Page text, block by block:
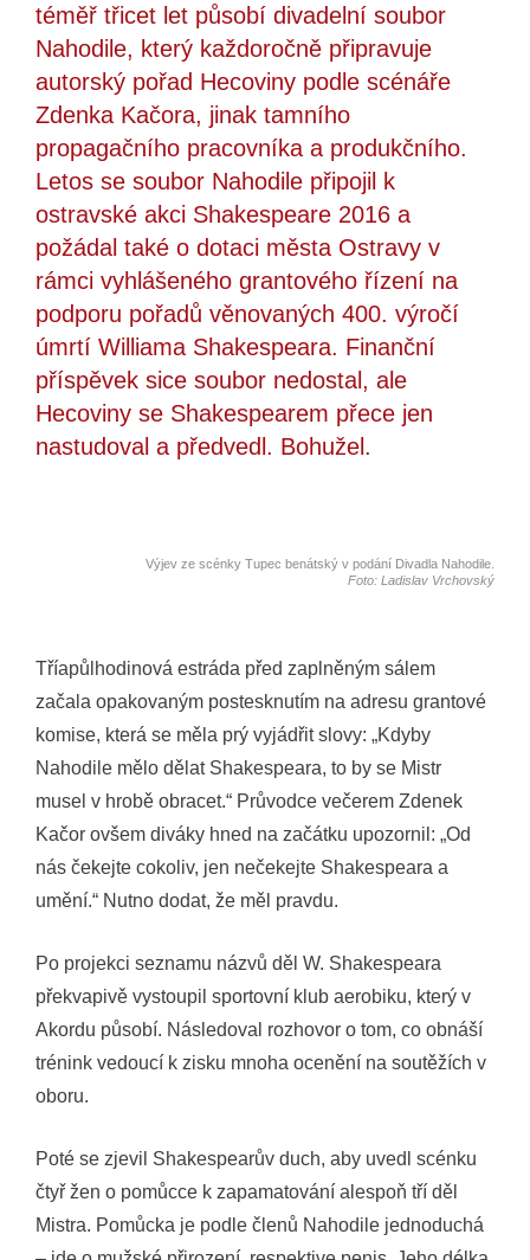
téměř třicet let působí divadelní soubor
Nahodile, který každoročně připravuje
autorský pořad Hecoviny podle scénáře
Zdenka Kačora, jinak tamního
propagačního pracovníka a produkčního.
Letos se soubor Nahodile připojil k
ostravské akci Shakespeare 2016 a
požádal také o dotaci města Ostravy v
rámci vyhlášeného grantového řízení na
podporu pořadů věnovaných 400. výročí
úmrtí Williama Shakespeara. Finanční
příspěvek sice soubor nedostal, ale
Hecoviny se Shakespearem přece jen
nastudoval a předvedl. Bohužel.
Výjev ze scénky Tupec benátský v podání Divadla Nahodile.
Foto: Ladislav Vrchovský
Tříapůlhodinová estráda před zaplněným sálem
začala opakovaným postesknutím na adresu grantové
komise, která se měla prý vyjádřit slovy: „Kdyby
Nahodile mělo dělat Shakespeara, to by se Mistr
musel v hrobě obracet.“ Průvodce večerem Zdenek
Kačor ovšem diváky hned na začátku upozornil: „Od
nás čekejte cokoliv, jen nečekejte Shakespeara a
umění.“ Nutno dodat, že měl pravdu.
Po projekci seznamu názvů děl W. Shakespeara
překvapivě vystoupil sportovní klub aerobiku, který v
Akordu působí. Následoval rozhovor o tom, co obnáší
trénink vedoucí k zisku mnoha ocenění na soutěžích v
oboru.
Poté se zjevil Shakespearův duch, aby uvedl scénku
čtyř žen o pomůcce k zapamatování alespoň tří děl
Mistra. Pomůcka je podle členů Nahodile jednoduchá